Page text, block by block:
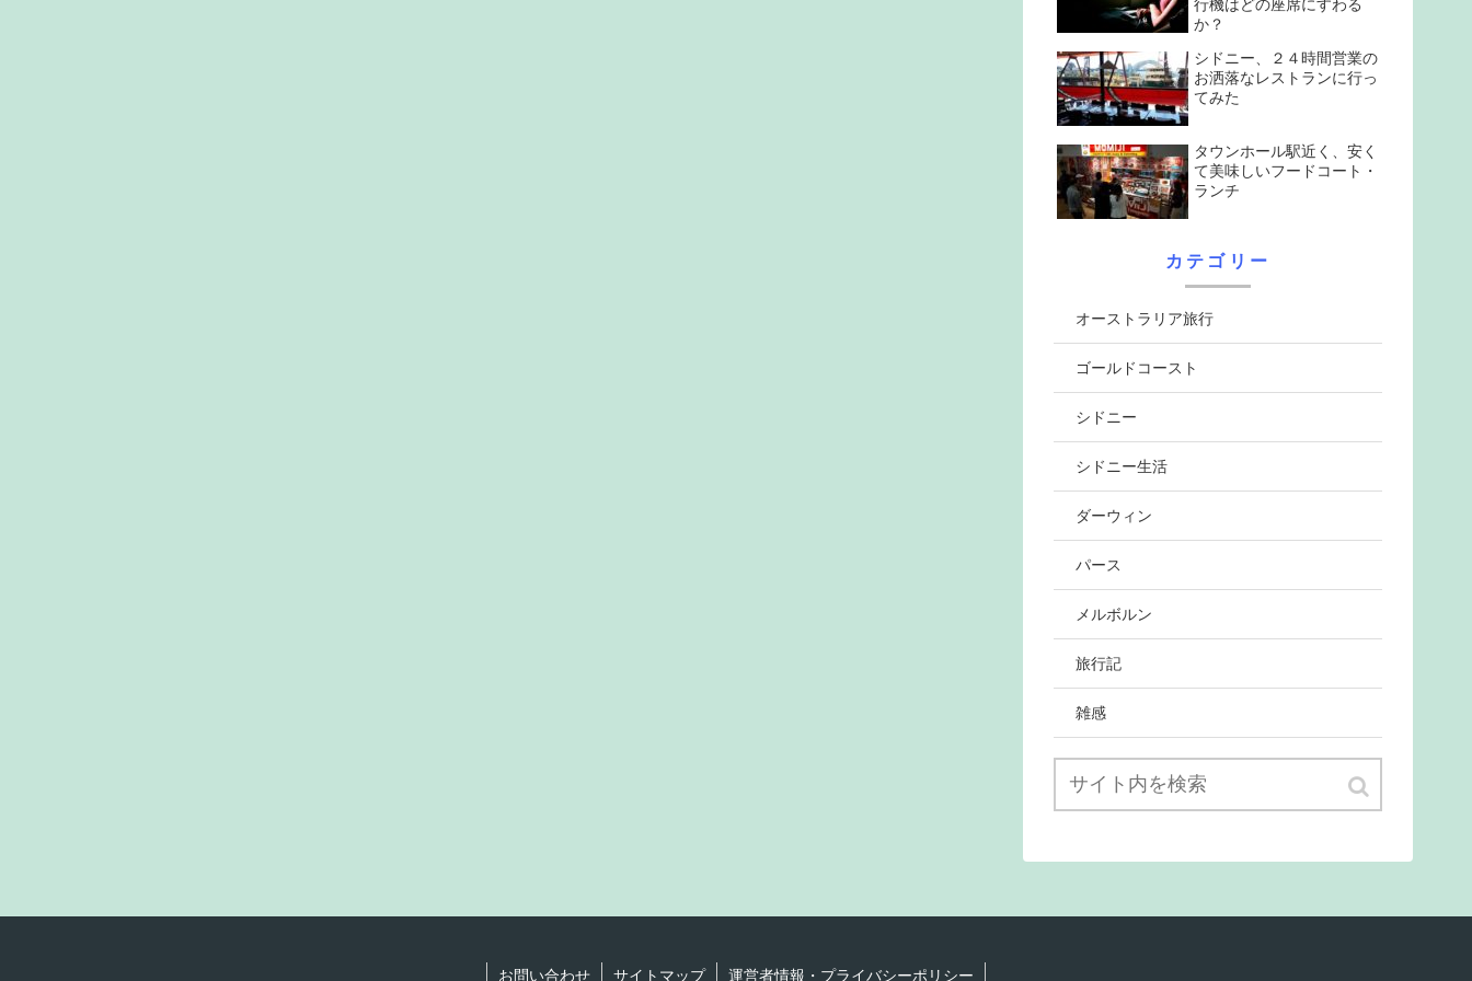
行機はどの座席にすわる
か？
シドニー、２４時間営業の
お洒落なレストランに行っ
てみた
タウンホール駅近く、安く
て美味しいフードコート・
ランチ
カテゴリー
オーストラリア旅行
ゴールドコースト
シドニー
シドニー生活
ダーウィン
パース
メルボルン
旅行記
雑感
お問い合わせ サイトマップ 運営者情報・プライバシーポリシー